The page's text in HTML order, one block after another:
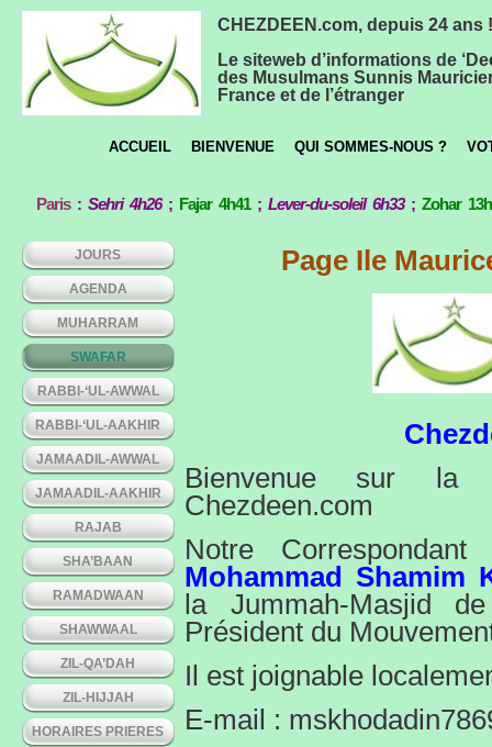
CHEZDEEN.com, depuis 24 ans !
Le siteweb d’informations de
des Musulmans Sunnis
France et de l’étranger
ACCUEIL BIENVENUE QUI SOMMES-NOUS ?
Paris:Sehri 4h26; Fajar 4h41;Lever-du-soleil 6h33;Zohar
JOURS
AGENDA
MUHARRAM
SWAFAR
RABBI-‘UL-AWWAL
RABBI-‘UL-AAKHIR
JAMAADIL-AWWAL
JAMAADIL-AAKHIR
RAJAB
SHA’BAAN
RAMADWAAN
SHAWWAAL
ZIL-QA’DAH
ZIL-HIJJAH
HORAIRES PRIERES
Page Ile
Bienvenue sur
Chezdeen.com
Notre
Mohammad Shamim
la Jummah-Masjid
Président du
Il est joignable
E-mail :